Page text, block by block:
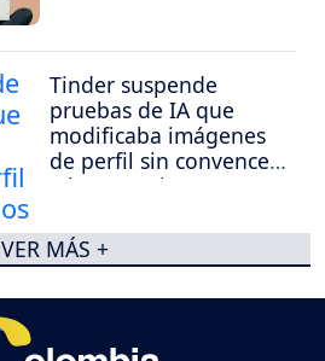
Tinder suspende
pruebas de IA que
modificaba imágenes
de perfil sin convencer
a los usuarios
VER MÁS +